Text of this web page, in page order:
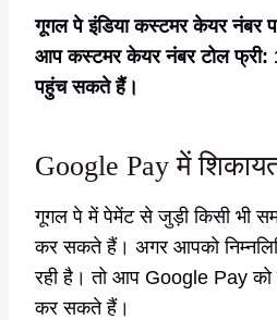
गूगल पे इंडिया कस्टमर केयर नंबर
आप कस्टमर केयर नंबर टोल फ्री:
पहुंच सकते हैं।
Google Pay में
गूगल पे में पेमेंट से जुड़ी किसी भी
कर सकते हैं। अगर आपको
रही है। तो आप Google Pay को
कर सकते हैं।